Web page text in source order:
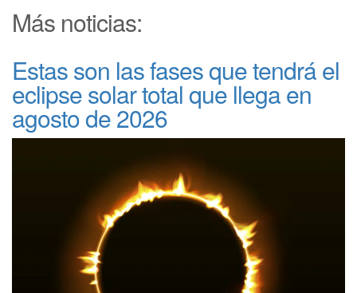
Más noticias:
Estas son las fases que tendrá el
eclipse solar total que llega en
agosto de 2026